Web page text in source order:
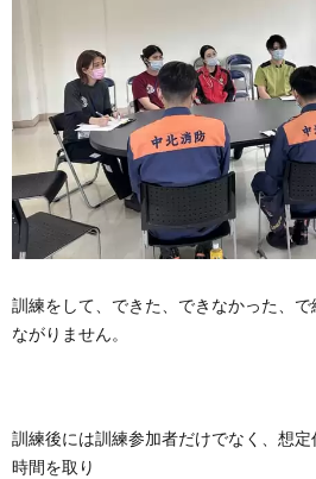
訓練をして、できた、できなかった、
ながりません。
訓練後には訓練参加者だけでなく、想
時間を取り